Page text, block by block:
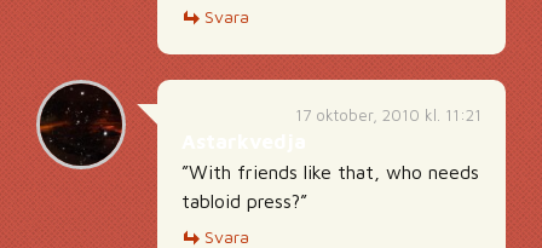
Svara
17 oktober, 2010 kl. 11:21
”With friends like that, who needs
tabloid press?”
Svara